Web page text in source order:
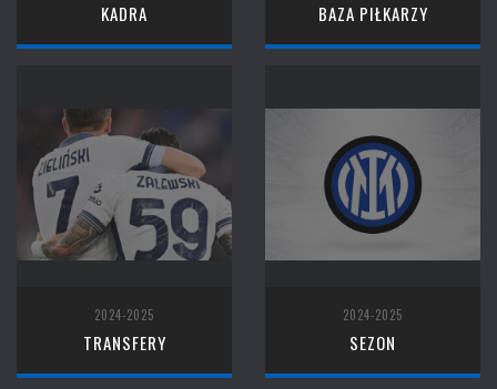
KADRA BAZA PIŁKARZY
2024-2025
TRANSFERY
2024-2025
SEZON